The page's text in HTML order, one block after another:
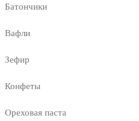
Батончики
Вафли
Зефир
Конфеты
Ореховая паста